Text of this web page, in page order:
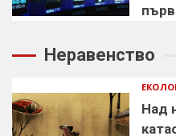
Неравенство
Над